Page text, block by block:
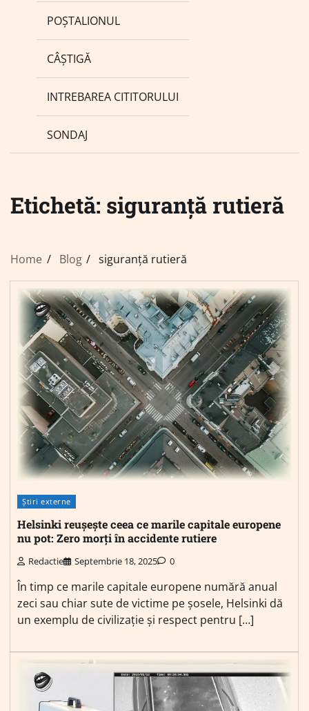
POȘTALIONUL
CÂȘTIGĂ
INTREBAREA CITITORULUI
SONDAJ
Etichetă: siguranță rutieră
Home Blog siguranță rutieră
Știri externe
Helsinki reușește ceea ce marile capitale europene
nu pot: Zero morți în accidente rutiere
Redactie Septembrie 18, 2025 0
În timp ce marile capitale europene numără anual
zeci sau chiar sute de victime pe șosele, Helsinki dă
un exemplu de civilizație și respect pentru […]